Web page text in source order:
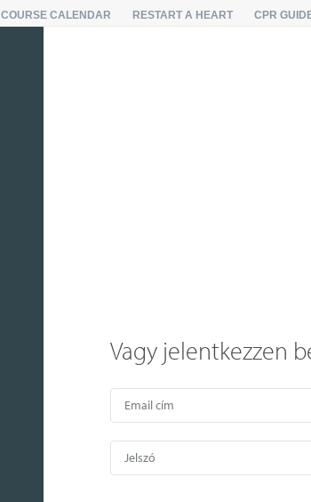
COURSE CALENDAR RESTART A HEART CPR
Vagy jelentkezzen